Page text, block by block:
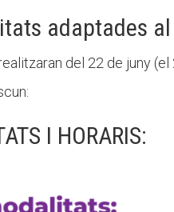
adaptades
del 22 de juny
I HORARIS: